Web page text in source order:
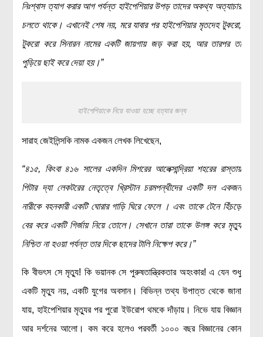
নিঃশ্বাস ত্যাগ করার আগ পর্যন্ত হাইপেশিয়ার উপড় তাদের অকথ্য অত্যাচার
চলতে থাকে। এখানেই শেষ নয়, মরে যাবার পর হাইপেশিয়ার মৃতদেহ টুকরো,
টুকরো করে সিনারন নামের একটি জায়গায় জড় করা হয়, আর তারপর তা
পুড়িয়ে ছাই করে দেয়া হয়।”
হাইপেশিয়াকে নিয়ে যাওয়া হচ্ছে হত্যার জন্য
সারাহ জেইলিন্সকি নামক একজন লেখক লিখেছেন,
“৪১৫, কিংবা ৪১৬ সালের একদিন মিশরের আলেক্সান্দ্রিয়া শহরের রাস্তায়
পিটার দ্যা লেকটরের নেতৃত্বে খ্রিস্টান চরমপন্থীদের একটি দল একজন
নারীকে বহনকারী একটি ঘোরার গাড়ি ঘিরে ফেলে । এবং তাকে টেনে হিঁচড়ে
বের করে একটি গির্জায় নিয়ে তোলে। সেখানে তারা তাকে উলঙ্গ করে মৃত্যু
নিশ্চিত না হওয়া পর্যন্ত তার দিকে ছাদের টালি নিক্ষেপ করে।”
কি বীভৎস সে মৃত্যু! কি ভয়ানক সে পুরুষতান্ত্রিকতার অহংকার! এ যেন শুধু
একটি মৃত্যু নয়, একটি যুগের অবসান। বিভিন্ন তথ্য উপাত্ত থেকে জানা
যায়, হাইপেশিয়ার মৃত্যুর পর পুরো ইউরোপ থমকে দাঁড়ায়। নিভে যায় বিজ্ঞান
আর দর্শনের আলো। কম করে হলেও পরবর্তী ১০০০ বছর বিজ্ঞানের কোন